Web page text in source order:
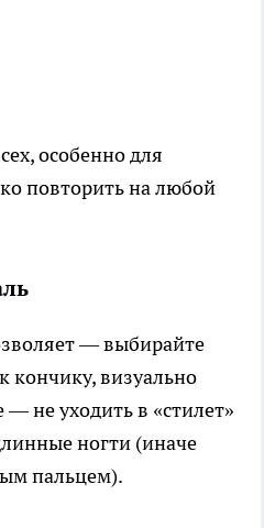
особенно для
повторить на любой
— выбирайте
кончику, визуально
— не уходить в «стилет»
ногти (иначе
пальцем).